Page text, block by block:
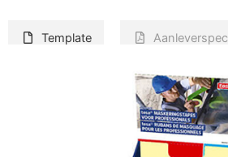
Template